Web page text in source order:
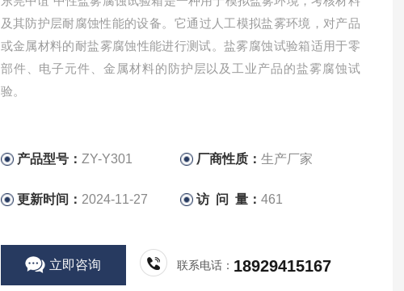
及其防护层耐腐蚀性能的设备。‌它通过人工模拟盐雾环境，对产品
或金属材料的耐盐雾腐蚀性能进行测试。盐雾腐蚀试验箱适用于零
部件、电子元件、金属材料的防护层以及工业产品的盐雾腐蚀试
验。‌
产品型号： ZY-Y301 厂商性质：生产厂家
更新时间： 2024-11-27 访 问 量：461
立即咨询 联系电话： 18929415167